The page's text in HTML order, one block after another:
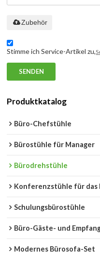
Zubehör
Stimme ich Service-Artikel zu,
SENDEN
Produktkatalog
Büro-Chefstühle
Bürostühle für Manager
Bürodrehstühle
Konferenzstühle für das
Schulungsbürostühle
Büro-Gäste- und
Modernes Bürosofa-Set